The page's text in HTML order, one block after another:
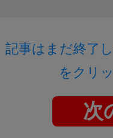
記事はまだ終了
をクリ
次